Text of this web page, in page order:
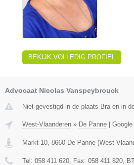
BEKIJK VOLLEDIG PROFIEL
Advocaat Nicolas Vanspeybrouck
Niet gevestigd in de plaats Bra en in
West-Vlaanderen » De Panne
Markt 10 8660 De Panne (West-
Tel: 058 411 620 , Fax: 058 411 820 ,